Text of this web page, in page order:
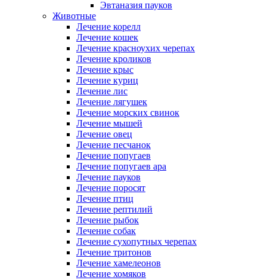
Эвтаназия пауков
Животные
Лечение корелл
Лечение кошек
Лечение красноухих черепах
Лечение кроликов
Лечение крыс
Лечение куриц
Лечение лис
Лечение лягушек
Лечение морских свинок
Лечение мышей
Лечение овец
Лечение песчанок
Лечение попугаев
Лечение попугаев ара
Лечение пауков
Лечение поросят
Лечение птиц
Лечение рептилий
Лечение рыбок
Лечение собак
Лечение сухопутных черепах
Лечение тритонов
Лечение хамелеонов
Лечение хомяков